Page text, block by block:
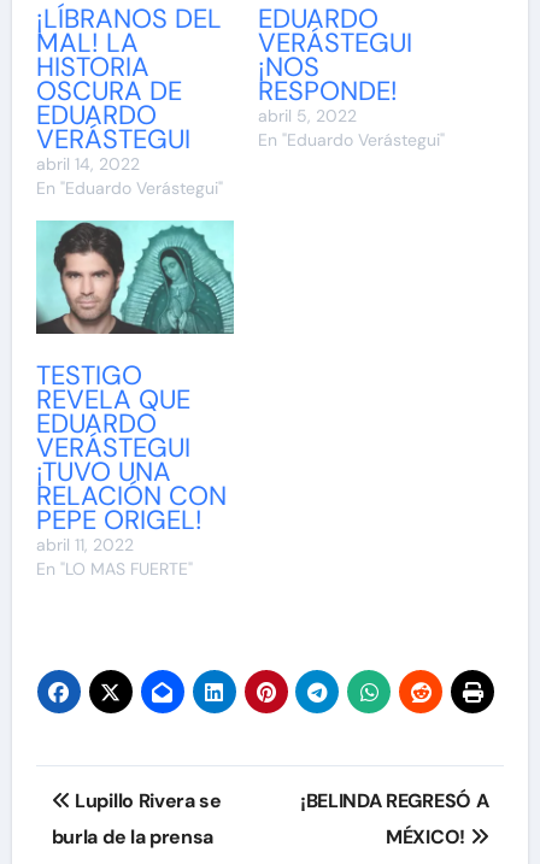
¡LÍBRANOS DEL
MAL! LA
HISTORIA
OSCURA DE
EDUARDO
VERÁSTEGUI
abril 14, 2022
En "Eduardo Verástegui"
EDUARDO
VERÁSTEGUI
¡NOS
RESPONDE!
abril 5, 2022
En "Eduardo Verástegui"
TESTIGO
REVELA QUE
EDUARDO
VERÁSTEGUI
¡TUVO UNA
RELACIÓN CON
PEPE ORIGEL!
abril 11, 2022
En "LO MAS FUERTE"
Navegación
de
Lupillo Rivera se
burla de la prensa
¡BELINDA REGRESÓ A
MÉXICO!